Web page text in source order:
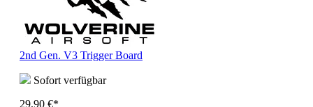
2nd Gen. V3 Trigger Board
Sofort verfügbar
29,90 €*